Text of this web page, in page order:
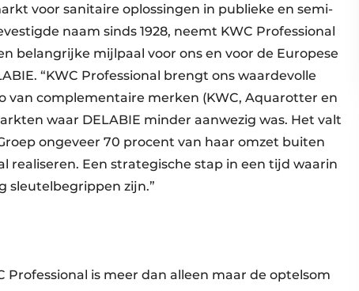
voor sanitaire oplossingen in publieke en semi-
naam sinds 1928, neemt KWC Professional
belangrijke mijlpaal voor ons en voor de Europese
“KWC Professional brengt ons waardevolle
van complementaire merken (KWC, Aquarotter en
waar DELABIE minder aanwezig was. Het valt
ongeveer 70 procent van haar omzet buiten
realiseren. Een strategische stap in een tijd waarin
sleutelbegrippen zijn.”
Professional is meer dan alleen maar de optelsom